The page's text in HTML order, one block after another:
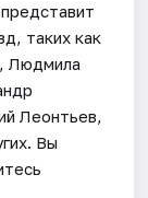
таких как
Людмила
Леонтьев,
Вы